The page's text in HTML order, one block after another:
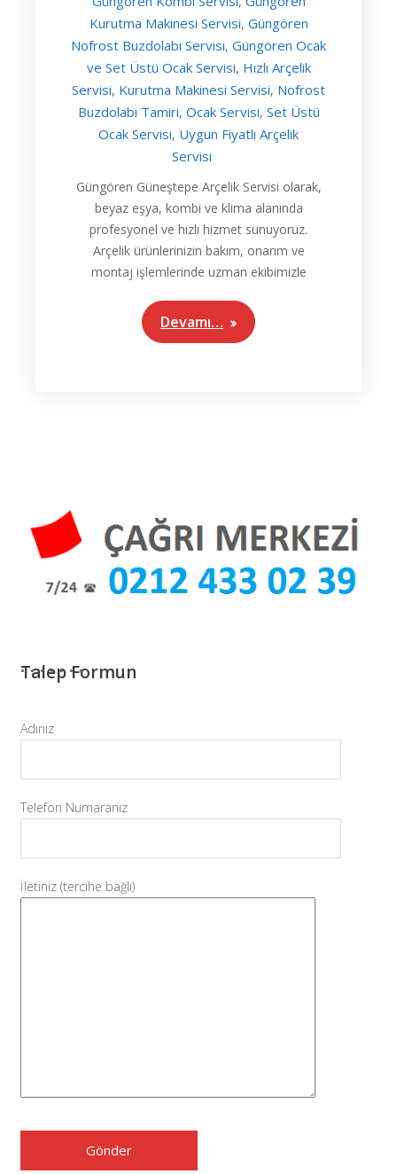
Kurutma Makinesi Servisi, Güngören
Nofrost Buzdolabı Servisi, Güngören Ocak
ve Set Üstü Ocak Servisi, Hızlı Arçelik
Servisi, Kurutma Makinesi Servisi, Nofrost
Buzdolabı Tamiri, Ocak Servisi, Set Üstü
Ocak Servisi, Uygun Fiyatlı Arçelik
Servisi
Güngören Güneştepe Arçelik Servisi olarak,
beyaz eşya, kombi ve klima alanında
profesyonel ve hızlı hizmet sunuyoruz.
Arçelik ürünlerinizin bakım, onarım ve
montaj işlemlerinde uzman ekibimizle
Devamı…
Talep Formun
Adınız
Telefon Numaranız
İletiniz (tercihe bağlı)